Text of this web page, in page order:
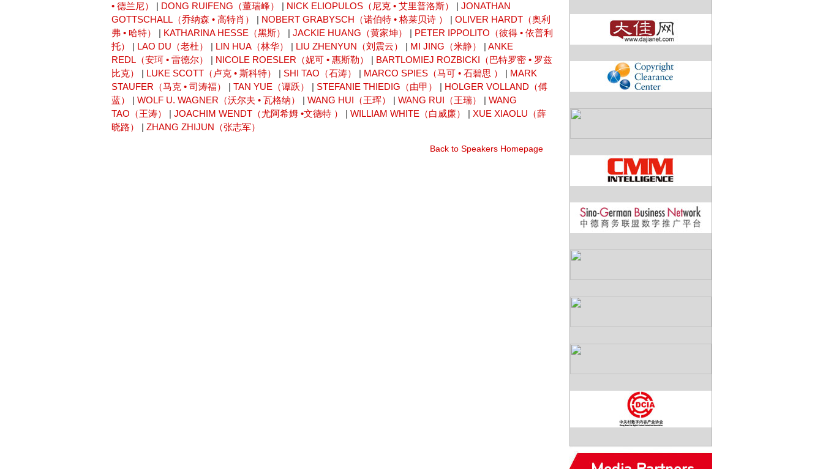
• 德兰尼）
| DONG RUIFENG（董瑞峰） | NICK ELIOPULOS（尼克 • 艾里普洛斯） | JONATHAN
GOTTSCHALL（乔纳森 • 高特肖）
| NOBERT GRABYSCH（诺伯特 • 格莱贝诗 ） | OLIVER HARDT（奥利
弗 • 哈特）
| KATHARINA HESSE（黑斯） | JACKIE HUANG（黄家坤） | PETER IPPOLITO（彼得 • 依普利
托）
| LAO DU（老杜） | LIN HUA（林华） | LIU ZHENYUN（刘震云） | MI JING（米静） | ANKE
REDL（安珂 • 雷德尔）
| NICOLE ROESLER（妮可 • 惠斯勒） | BARTLOMIEJ ROZBICKI（巴特罗密 • 罗兹
比克）
| LUKE SCOTT（卢克 • 斯科特） | SHI TAO（石涛） | MARCO SPIES（马可 • 石碧思 ） | MARK
STAUFER（马克 • 司涛福）
| TAN YUE（谭跃） | STEFANIE THIEDIG（由甲） | HOLGER VOLLAND（傅
蓝）
| WOLF U. WAGNER（沃尔夫 • 瓦格纳） | WANG HUI（王珲） | WANG RUI（王瑞） | WANG
TAO（王涛）
| JOACHIM WENDT（尤阿希姆 •文德特 ） | WILLIAM WHITE（白威廉） | XUE XIAOLU（薛
晓路）
| ZHANG ZHIJUN（张志军）
Back to Speakers Homepage